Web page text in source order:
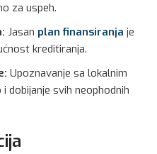
za uspeh.
Jasan plan finansiranja je
kreditiranja.
Upoznavanje sa lokalnim
dobijanje svih neophodnih